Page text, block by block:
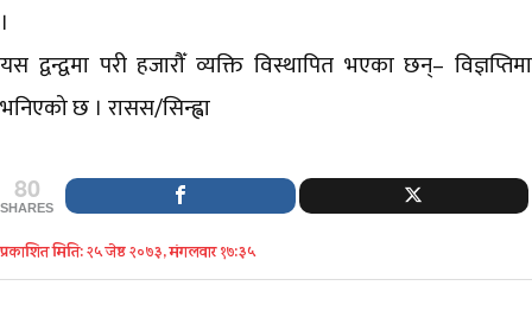
।
यस द्वन्द्वमा परी हजारौँ व्यक्ति विस्थापित भएका छन्– विज्ञप्तिमा
भनिएको छ । रासस/सिन्ह्वा
80
SHARES
प्रकाशित मिति: २५ जेष्ठ २०७३, मंगलवार १७:३५